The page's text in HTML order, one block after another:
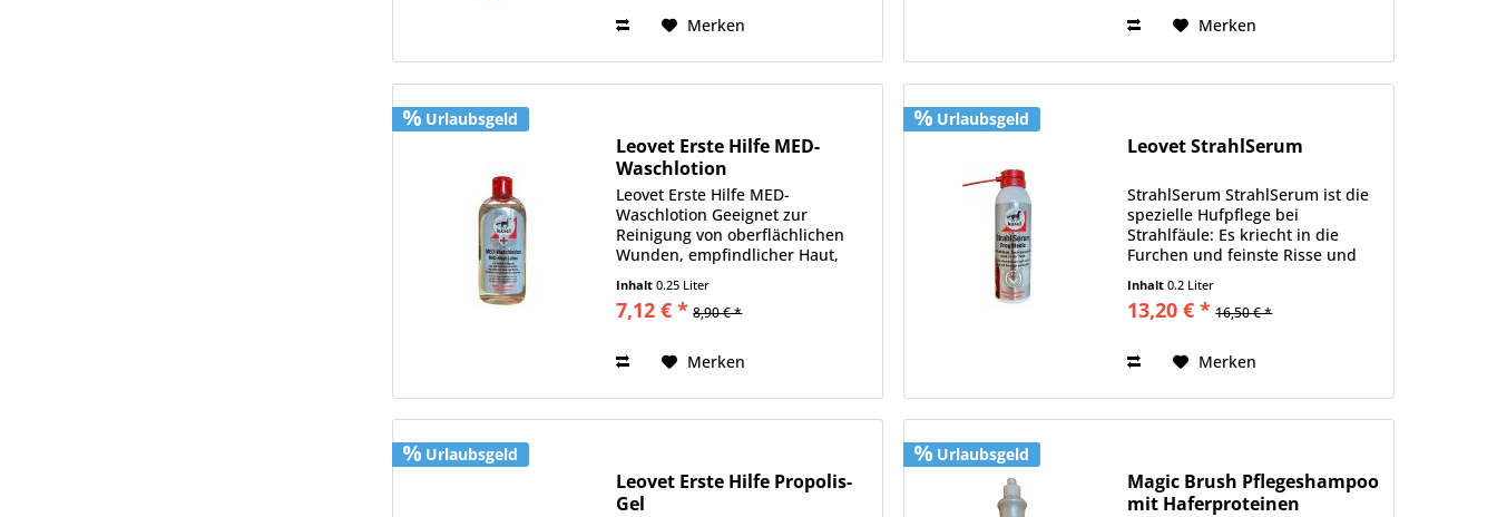
Merken Merken
Urlaubsgeld
Leovet Erste Hilfe MED-
Waschlotion
Leovet Erste Hilfe MED-
Waschlotion Geeignet zur
Reinigung von oberflächlichen
Wunden, empfindlicher Haut,
Hautpartien. Parfumfrei, pH
hautneutral, ohne ätherische Öle.
Inhalt0.25 Liter
7,12 € * 8,90 € *
Merken
Urlaubsgeld
Leovet StrahlSerum
StrahlSerum StrahlSerum ist die
spezielle Hufpflege bei
Strahlfäule: Es kriecht in die
Furchen und feinste Risse und
verfaulten Stellen vor. Das
StrahlSerum trocknet den Strahl,
Inhalt0.2 Liter
13,20 € * 16,50 € *
Merken
Urlaubsgeld
Leovet Erste Hilfe Propolis-
Gel
Urlaubsgeld
Magic Brush Pflegeshampoo
mit Haferproteinen